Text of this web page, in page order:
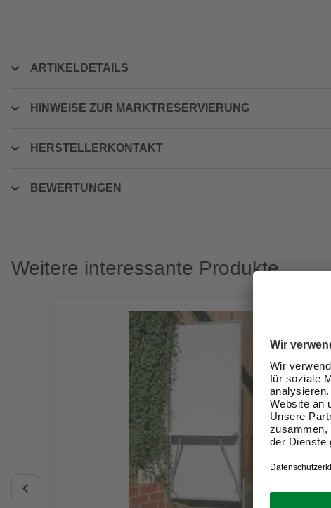
ARTIKELDETAILS
HINWEISE ZUR MARKTRESERVIERUNG
HERSTELLERKONTAKT
BEWERTUNGEN
Weitere interessante Produkte